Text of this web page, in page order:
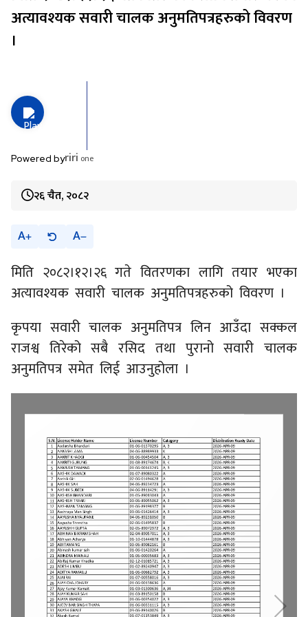
अत्यावश्यक सवारी चालक अनुमतिपत्रहरुको विवरण
।
Powered byriri one
२६ चैत, २०८२
A A
मिति २०८२।१२।२६ गते वितरणका लागि तयार भएका
अत्यावश्यक सवारी चालक अनुमतिपत्रहरुको विवरण ।
कृपया सवारी चालक अनुमतिपत्र लिन आउँदा सक्कल
राजश्व तिरेको सबै रसिद तथा पुरानो सवारी चालक
अनुमतिपत्र समेत लिई आउनुहोला ।